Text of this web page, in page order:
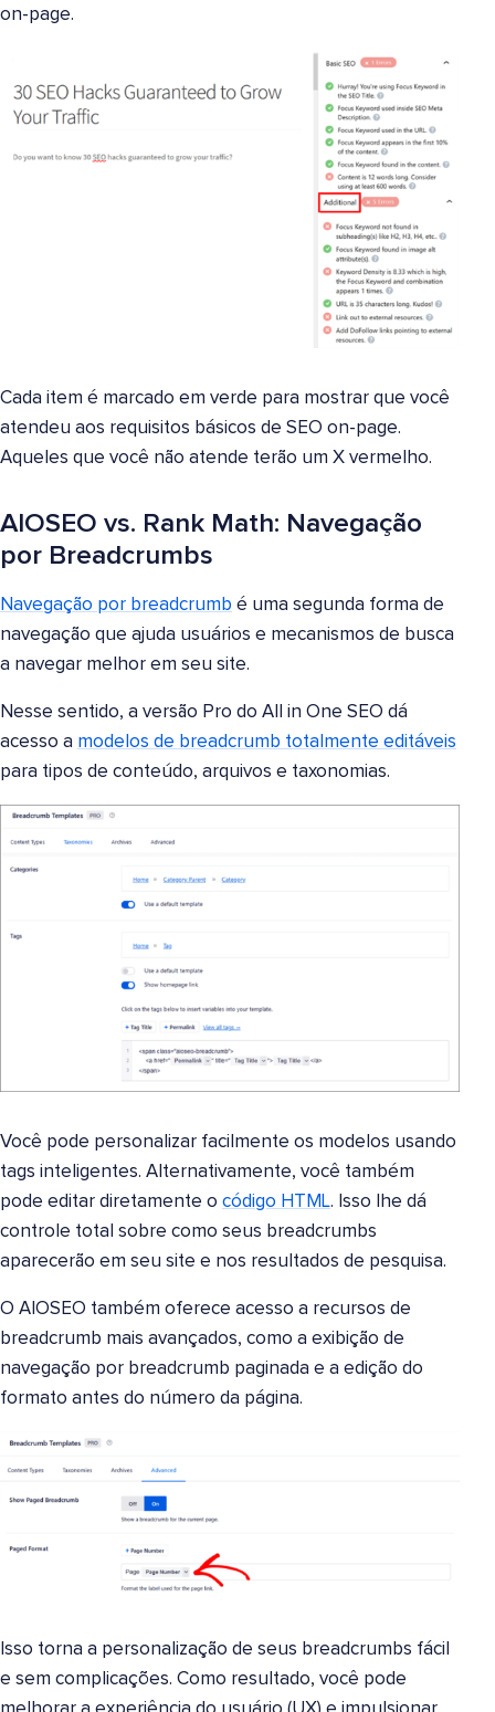
on-page.
Cada item é marcado em verde para mostrar que você
atendeu aos requisitos básicos de SEO on-page.
Aqueles que você não atende terão um X vermelho.
AIOSEO vs. Rank Math: Navegação
por Breadcrumbs
Navegação por breadcrumb é uma segunda forma de
navegação que ajuda usuários e mecanismos de busca
a navegar melhor em seu site.
Nesse sentido, a versão Pro do All in One SEO dá
acesso a modelos de breadcrumb totalmente editáveis
para tipos de conteúdo, arquivos e taxonomias.
Você pode personalizar facilmente os modelos usando
tags inteligentes. Alternativamente, você também
pode editar diretamente o código HTML. Isso lhe dá
controle total sobre como seus breadcrumbs
aparecerão em seu site e nos resultados de pesquisa.
O AIOSEO também oferece acesso a recursos de
breadcrumb mais avançados, como a exibição de
navegação por breadcrumb paginada e a edição do
formato antes do número da página.
Isso torna a personalização de seus breadcrumbs fácil
e sem complicações. Como resultado, você pode